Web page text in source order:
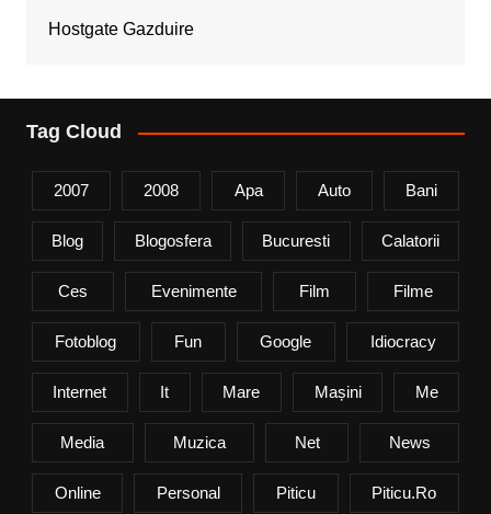
Hostgate Gazduire
Tag Cloud
2007 2008 Apa Auto Bani
Blog Blogosfera Bucuresti Calatorii
Ces Evenimente Film Filme
Fotoblog Fun Google Idiocracy
Internet It Mare Mașini Me
Media Muzica Net News
Online Personal Piticu Piticu.ro